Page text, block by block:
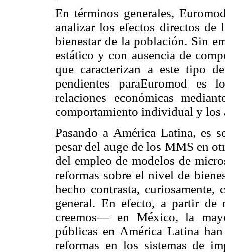
En términos generales,
analizar los efectos directos de
bienestar de la población. Sin
estático y con ausencia de
que caracterizan a este tipo
pendientes paraEuromod es
relaciones económicas
comportamiento individual y los
Pasando a América Latina, es
pesar del auge de los MMS en
del empleo de modelos de
reformas sobre el nivel de
hecho contrasta,
general. En efecto, a partir
creemos— en México, la
públicas en América Latina
reformas en los sistemas de